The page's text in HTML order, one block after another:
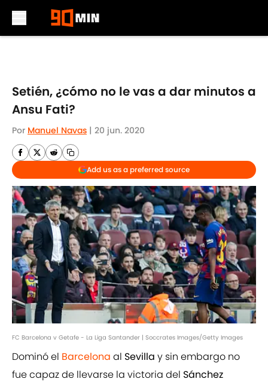
Setién, ¿cómo no le vas a dar minutos a
Ansu Fati?
Por Manuel Navas | 20 jun. 2020
Add us as a preferred source
FC Barcelona v Getafe - La Liga Santander | Soccrates Images/Getty Images
Dominó el Barcelona al Sevilla y sin embargo no
fue capaz de llevarse la victoria del Sánchez